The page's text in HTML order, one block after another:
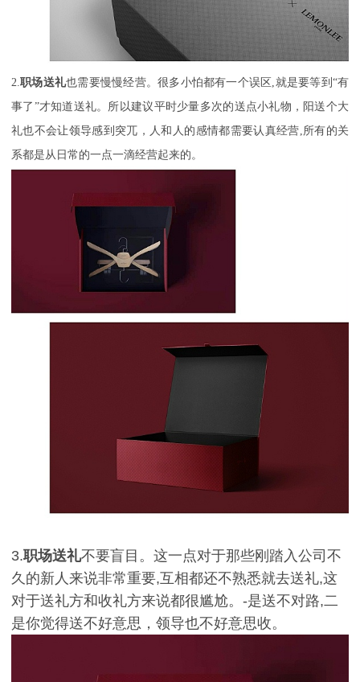
2. 职场送礼也需要慢慢经营。很多小怕都有一个误区,就是要等到“有
事了”才知道送礼。所以建议平时少量多次的送点小礼物，阳送个大
礼也不会让领导感到突兀，人和人的感情都需要认真经营,所有的关
系都是从日常的一点一滴经营起来的。
3.职场送礼不要盲目。这一点对于那些刚踏入公司不
久的新人来说非常重要,互相都还不熟悉就去送礼,这
对于送礼方和收礼方来说都很尴尬。-是送不对路,二
是你觉得送不好意思，领导也不好意思收。